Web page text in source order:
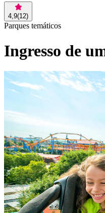
4,9(12)
Parques temáticos
Ingresso de